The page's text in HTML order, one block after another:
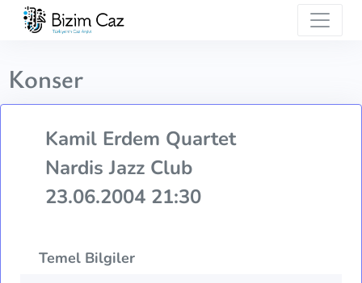
Konser
Kamil Erdem Quartet
Nardis Jazz Club
23.06.2004 21:30
Temel Bilgiler